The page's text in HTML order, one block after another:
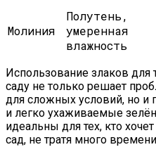
Молиния
Полутень,
умеренная
влажность
Использование злаков
саду не только решает
для сложных условий, но и
и легко ухаживаемые
идеальны для тех, кто
сад, не тратя много